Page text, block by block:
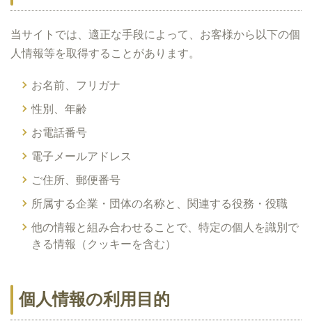
当サイトでは、適正な手段によって、お客様から以下の個
人情報等を取得することがあります。
お名前、フリガナ
性別、年齢
お電話番号
電子メールアドレス
ご住所、郵便番号
所属する企業・団体の名称と、関連する役務・役職
他の情報と組み合わせることで、特定の個人を識別で
きる情報（クッキーを含む）
個人情報の利用目的